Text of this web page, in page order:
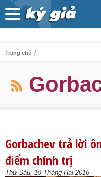
Trang chủ /
Gorbachev trả lời
điểm chính trị
Thứ Sáu, 19 Tháng Hai 2016